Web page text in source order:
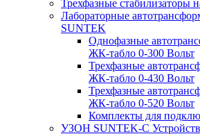
Трехфазные стабилизаторы
Лабораторные
SUNTEK
Однофазные
ЖК-табло 0-300 Вольт
Трехфазные
ЖК-табло 0-430 Вольт
Трехфазные
ЖК-табло 0-520 Вольт
Комплекты для
УЗОН SUNTEK-C